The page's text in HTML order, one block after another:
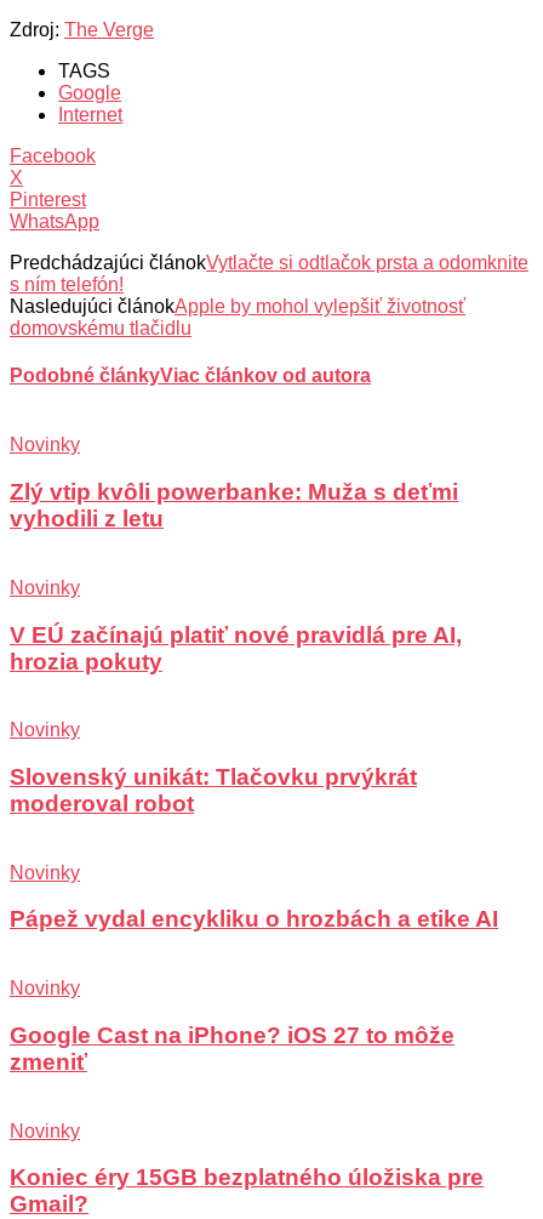
Zdroj: The Verge
TAGS
Google
Internet
Facebook
X
Pinterest
WhatsApp
Predchádzajúci článokVytlačte si odtlačok prsta a odomknite
s ním telefón!
Nasledujúci článokApple by mohol vylepšiť životnosť
domovskému tlačidlu
Podobné článkyViac článkov od autora
Novinky
Zlý vtip kvôli powerbanke: Muža s deťmi
vyhodili z letu
Novinky
V EÚ začínajú platiť nové pravidlá pre AI,
hrozia pokuty
Novinky
Slovenský unikát: Tlačovku prvýkrát
moderoval robot
Novinky
Pápež vydal encykliku o hrozbách a etike AI
Novinky
Google Cast na iPhone? iOS 27 to môže
zmeniť
Novinky
Koniec éry 15GB bezplatného úložiska pre
Gmail?